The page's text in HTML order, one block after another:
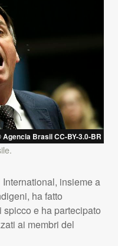
Agencia Brasil CC-BY-3.0-BR
insieme a
ha fatto
e ha partecipato
ai membri del